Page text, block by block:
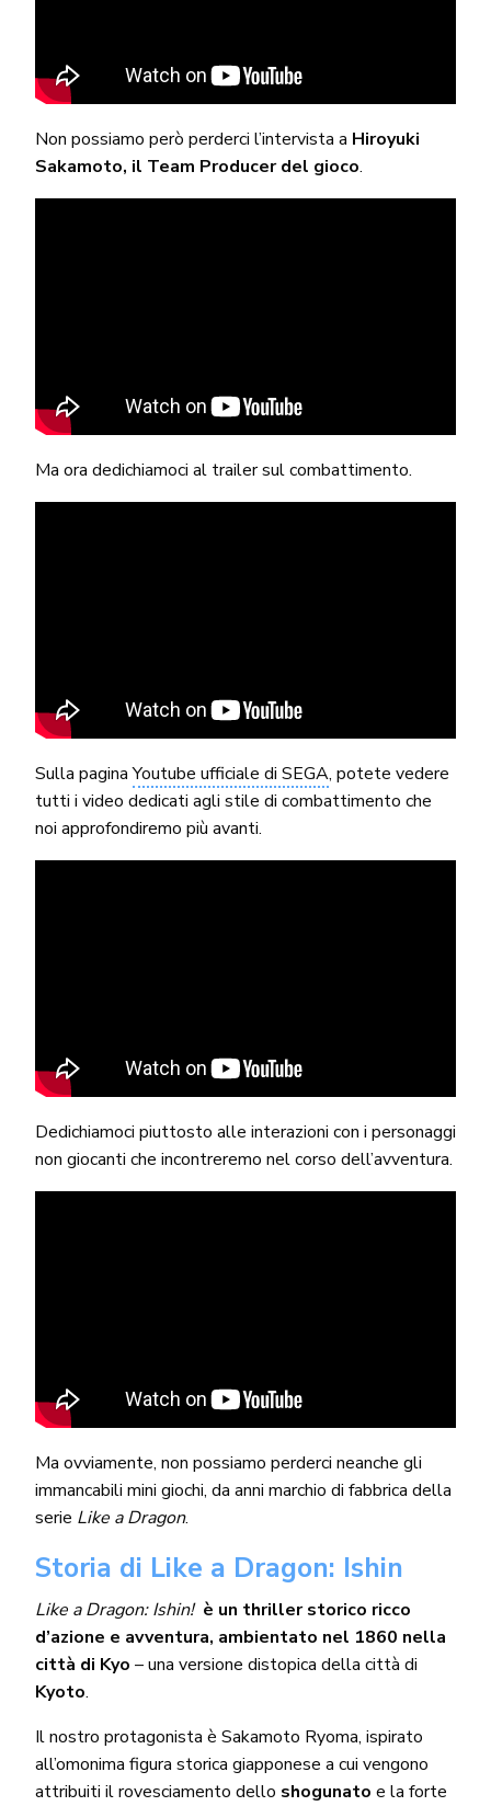
Non possiamo però perderci l’intervista a Hiroyuki
Sakamoto, il Team Producer del gioco.
Ma ora dedichiamoci al trailer sul combattimento.
Sulla paginaYoutube ufficiale di SEGA, potete vedere
tutti i video dedicati agli stile di combattimento che
noi approfondiremo più avanti.
Dedichiamoci piuttosto alle interazioni con i personaggi
non giocanti che incontreremo nel corso dell’avventura.
Ma ovviamente, non possiamo perderci neanche gli
immancabili mini giochi, da anni marchio di fabbrica della
serie Like a Dragon.
Storia di Like a Dragon: Ishin
Like a Dragon: Ishin! è un thriller storico ricco
d’azione e avventura, ambientato nel 1860 nella
città di Kyo – una versione distopica della città di
Kyoto.
Il nostro protagonista è Sakamoto Ryoma, ispirato
all’omonima figura storica giapponese a cui vengono
attribuiti il rovesciamento dello shogunato e la forte